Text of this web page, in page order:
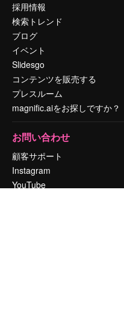
採用情報
検索トレンド
ブログ
イベント
Slidesgo
コンテンツを販売する
プレスルーム
magnific.aiをお探しですか？
お問い合わせ
顧客サポート
Instagram
YouTube